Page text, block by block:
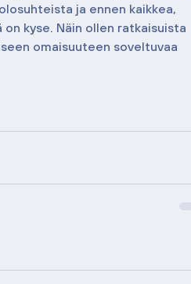
ja ennen kaikkea,
kyse. Näin ollen ratkaisuista
omaisuuteen soveltuvaa